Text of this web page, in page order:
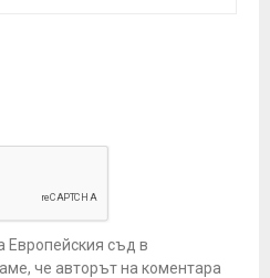
Европейския съд в
че авторът на коментара